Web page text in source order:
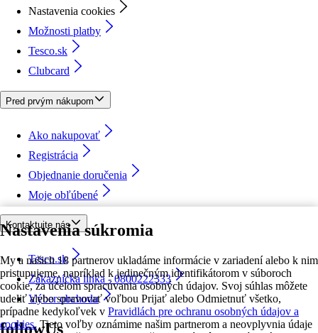
Nastavenia súkromia
My a našich 18 partnerov ukladáme informácie v zariadení alebo k nim
pristupujeme, napríklad k jedinečným identifikátorom v súboroch
cookie, za účelom spracúvania osobných údajov. Svoj súhlas môžete
udeliť alebo spravovať voľbou Prijať alebo Odmietnuť všetko,
prípadne kedykoľvek v Pravidlách pre ochranu osobných údajov a
cookies. Tieto voľby oznámime našim partnerom a neovplyvnia údaje
Nastavenia cookies
Možnosti platby
Tesco.sk
Clubcard
Pred prvým nákupom
Ako nakupovať
Registrácia
Objednanie doručenia
Moje obľúbené
Kontaktujte nás
Tesco.sk
Zákaznícka linka - 0800222333
Výber obchodu
followUs